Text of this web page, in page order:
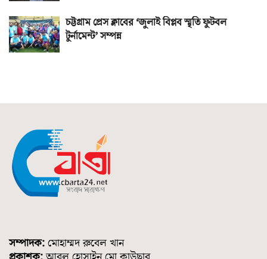
চট্টগ্রাম প্রেস ক্লাবের ‘জুলাই বিপ্লব স্মৃতি ফুটবল
টুর্নামেন্ট’ সম্পন্ন
সম্পাদক: মোহাম্মদ রুবেল খান